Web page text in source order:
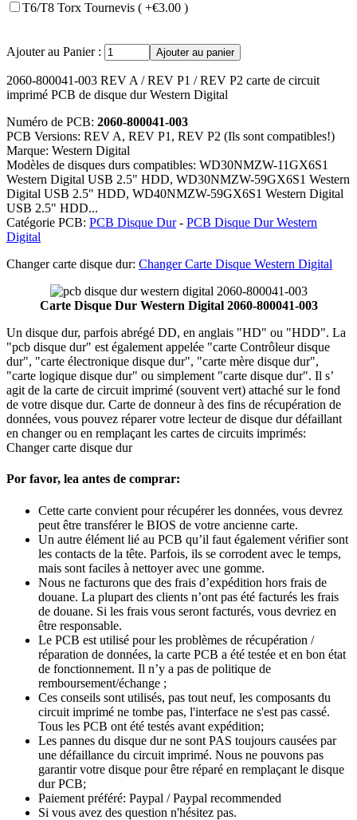
T6/T8 Torx Tournevis ( +€3.00 )
Ajouter au Panier :
2060-800041-003 REV A / REV P1 / REV P2 carte de circuit
imprimé PCB de disque dur Western Digital
Numéro de PCB: 2060-800041-003
PCB Versions: REV A, REV P1, REV P2 (Ils sont compatibles!)
Marque: Western Digital
Modèles de disques durs compatibles: WD30NMZW-11GX6S1
Western Digital USB 2.5" HDD, WD30NMZW-59GX6S1 Western
Digital USB 2.5" HDD, WD40NMZW-59GX6S1 Western Digital
USB 2.5" HDD...
Catégorie PCB: PCB Disque Dur- PCB Disque Dur Western
Digital
Changer carte disque dur: Changer Carte Disque Western Digital
Carte Disque Dur Western Digital 2060-800041-003
Un disque dur, parfois abrégé DD, en anglais "HD" ou "HDD". La
"pcb disque dur" est également appelée "carte Contrôleur disque
dur", "carte électronique disque dur", "carte mère disque dur",
"carte logique disque dur" ou simplement "carte disque dur". Il s’
agit de la carte de circuit imprimé (souvent vert) attaché sur le fond
de votre disque dur. Carte de donneur à des fins de récupération de
données, vous pouvez réparer votre lecteur de disque dur défaillant
en changer ou en remplaçant les cartes de circuits imprimés:
Changer carte disque dur
Por favor, lea antes de comprar:
Cette carte convient pour récupérer les données, vous devrez
peut être transférer le BIOS de votre ancienne carte.
Un autre élément lié au PCB qu’il faut également vérifier sont
les contacts de la tête. Parfois, ils se corrodent avec le temps,
mais sont faciles à nettoyer avec une gomme.
Nous ne facturons que des frais d’expédition hors frais de
douane. La plupart des clients n’ont pas été facturés les frais
de douane. Si les frais vous seront facturés, vous devriez en
être responsable.
Le PCB est utilisé pour les problèmes de récupération /
réparation de données, la carte PCB a été testée et en bon état
de fonctionnement. Il n’y a pas de politique de
remboursement/échange ;
Ces conseils sont utilisés, pas tout neuf, les composants du
circuit imprimé ne tombe pas, l'interface ne s'est pas cassé.
Tous les PCB ont été testés avant expédition;
Les pannes du disque dur ne sont PAS toujours causées par
une défaillance du circuit imprimé. Nous ne pouvons pas
garantir votre disque pour être réparé en remplaçant le disque
dur PCB;
Paiement préféré: Paypal / Paypal recommended
Si vous avez des question n'hésitez pas.